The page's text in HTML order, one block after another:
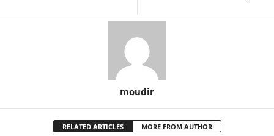
moudir
RELATED ARTICLES MORE FROM AUTHOR